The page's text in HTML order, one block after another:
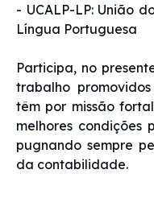
- UCALP-LP: União
Língua Portuguesa
Participa, no
trabalho
têm por missão
melhores condições
pugnando sempre
da contabilidade.